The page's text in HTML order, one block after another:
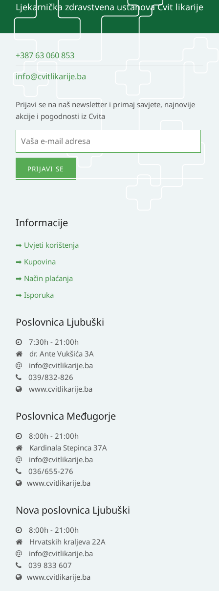
Ljekarnička zdravstvena ustanova Cvit likarije
+387 63 060 853
info@cvitlikarije.ba
Prijavi se na naš newsletter i primaj savjete, najnovije
akcije i pogodnosti iz Cvita
Informacije
Uvjeti korištenja
Kupovina
Način plaćanja
Isporuka
Poslovnica Ljubuški
7:30h - 21:00h
dr. Ante Vukšića 3A
info@cvitlikarije.ba
039/832-826
www.cvitlikarije.ba
Poslovnica Međugorje
8:00h - 21:00h
Kardinala Stepinca 37A
info@cvitlikarije.ba
036/655-276
www.cvitlikarije.ba
Nova poslovnica Ljubuški
8:00h - 21:00h
Hrvatskih kraljeva 22A
info@cvitlikarije.ba
039 833 607
www.cvitlikarije.ba